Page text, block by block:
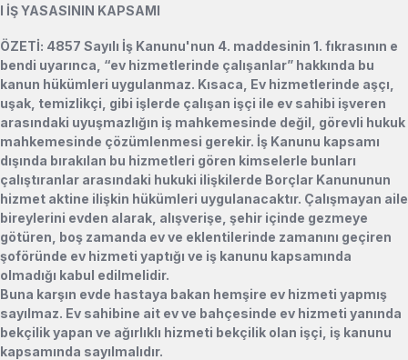
l İŞ YASASININ KAPSAMI
ÖZETİ: 4857 Sayılı İş Kanunu'nun 4. maddesinin 1. fıkrasının e
bendi uyarınca, “ev hizmetlerinde çalışanlar” hakkında bu
kanun hükümleri uygulanmaz. Kısaca, Ev hizmetlerinde aşçı,
uşak, temizlikçi, gibi işlerde çalışan işçi ile ev sahibi işveren
arasındaki uyuşmazlığın iş mahkemesinde değil, görevli hukuk
mahkemesinde çözümlenmesi gerekir. İş Kanunu kapsamı
dışında bırakılan bu hizmetleri gören kimselerle bunları
çalıştıranlar arasındaki hukuki ilişkilerde Borçlar Kanununun
hizmet aktine ilişkin hükümleri uygulanacaktır. Çalışmayan aile
bireylerini evden alarak, alışverişe, şehir içinde gezmeye
götüren, boş zamanda ev ve eklentilerinde zamanını geçiren
şoföründe ev hizmeti yaptığı ve iş kanunu kapsamında
olmadığı kabul edilmelidir.
Buna karşın evde hastaya bakan hemşire ev hizmeti yapmış
sayılmaz. Ev sahibine ait ev ve bahçesinde ev hizmeti yanında
bekçilik yapan ve ağırlıklı hizmeti bekçilik olan işçi, iş kanunu
kapsamında sayılmalıdır.